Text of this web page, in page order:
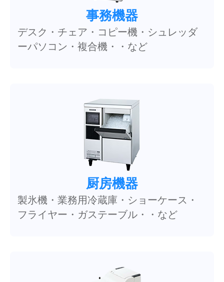
事務機器
デスク・チェア・コピー機・シュレッダ
ーパソコン・複合機・・など
厨房機器
製氷機・業務用冷蔵庫・ショーケース・
フライヤー・ガステーブル・・など